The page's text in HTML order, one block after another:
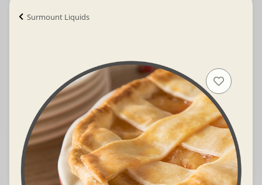
Surmount Liquids